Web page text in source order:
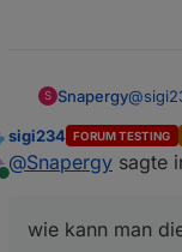
S Snapergy@
Ja,
die
Online
sigi234 FORUM TESTING
@Snapergy sagte
wie kann man